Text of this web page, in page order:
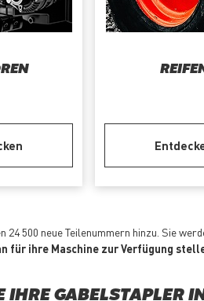
24 500 neue Teilenummern hinzu. Sie
für ihre Maschine zur Verfügung
IHRE GABELSTAPLER